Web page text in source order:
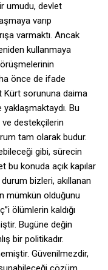
umudu, devlet
varıp
varmaktı. Ancak
kullanmaya
önce de ifade
Kürt sorununa daima
Bu
destekçilerin
tam olarak budur.
gibi, sürecin
bu konuda açık kapılar
bizleri, akıllanan
mümkün olduğunu
ölümlerin kaldığı
Bugüne değin
bir politikadır.
Güvenilmezdir,